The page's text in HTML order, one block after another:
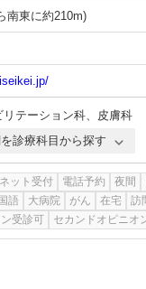
南東に約210m)
リテーション科、 皮膚科
診療科目から探す
ネット受付 電話予約 夜間
語 大病院 がん 在宅 訪
受診可
セカンドオピニオ